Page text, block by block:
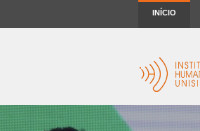
INÍCIO